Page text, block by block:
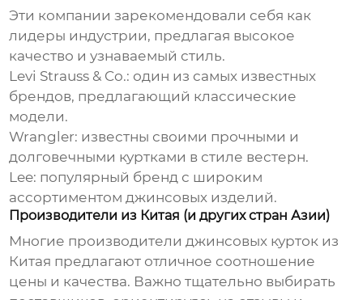
Эти компании зарекомендовали себя как
лидеры индустрии, предлагая высокое
качество и узнаваемый стиль.
Levi Strauss & Co.: один из самых известных
брендов, предлагающий классические
модели.
Wrangler: известны своими прочными и
долговечными куртками в стиле вестерн.
Lee: популярный бренд с широким
ассортиментом джинсовых изделий.
Производители из Китая (и других стран Азии)
Многие производителиджинсовых курток из
Китая предлагают отличное соотношение
цены и качества. Важно тщательно выбирать